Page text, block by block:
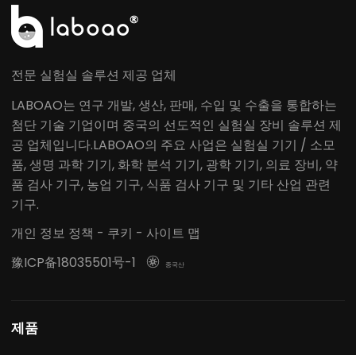
전문 실험실 솔루션 제공 업체
LABOAO는 연구 개발, 생산, 판매, 수입 및 수출을 통합하는
첨단 기술 기업이며 중국의 선도적인 실험실 장비 솔루션 제
공 업체입니다.LABOAO의 주요 사업은 실험실 기기 / 소모
품, 생명 과학 기기, 화학 분석 기기, 광학 기기, 의료 장비, 약
품 검사 기구, 농업 기구, 식품 검사 기구 및 기타 산업 관련
기구.
개인 정보 정책 - 쿠키 - 사이트 맵
豫ICP备18035501号-1
 중국산
제품